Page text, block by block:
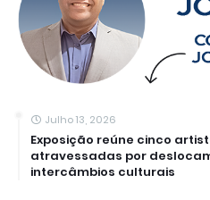
Julho 13, 2026
Exposição reúne cinco
atravessadas por
intercâmbios culturais